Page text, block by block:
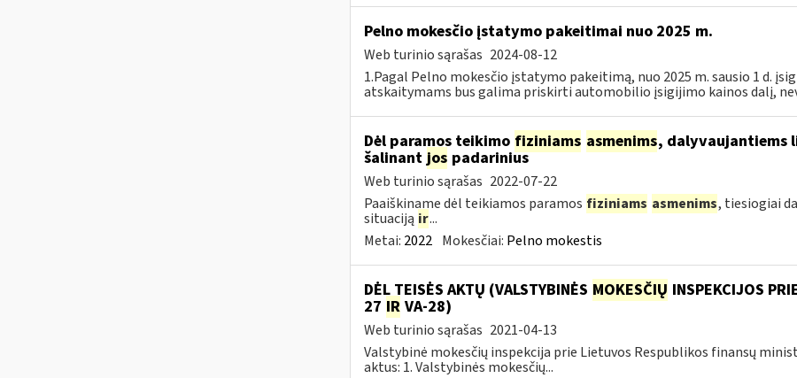
Pelno mokesčio įstatymo pakeitimai nuo 2025 m.
Web turinio sąrašas 2024-08-12
1.Pagal Pelno mokesčio įstatymo pakeitimą, nuo 2025 m. sausio 1 d.
atskaitymams bus galima priskirti automobilio įsigijimo kainos dalį,
Dėl paramos teikimo fiziniams asmenims, dalyvaujantiems
šalinantjos padarinius
Web turinio sąrašas 2022-07-22
Paaiškiname dėl teikiamos paramos fiziniams asmenims, tiesiogiai
situaciją ir...
Metai: 2022 Mokesčiai: Pelno mokestis
DĖL TEISĖS AKTŲ (VALSTYBINĖS MOKESČIŲ INSPEKCIJOS
27 IR VA-28)
Web turinio sąrašas 2021-04-13
Valstybinė mokesčių inspekcija prie Lietuvos Respublikos finansų
aktus: 1. Valstybinės mokesčių...